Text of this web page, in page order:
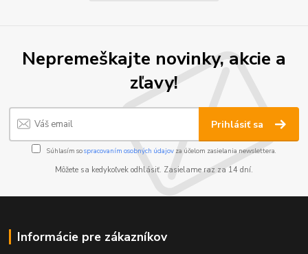
Nepremeškajte novinky, akcie a
zľavy!
Prihlásiť sa
Súhlasím sospracovaním osobných údajov za účelom zasielania newslettera.
Môžete sa kedykoľvek odhlásiť. Zasielame raz za 14 dní.
Informácie pre zákazníkov